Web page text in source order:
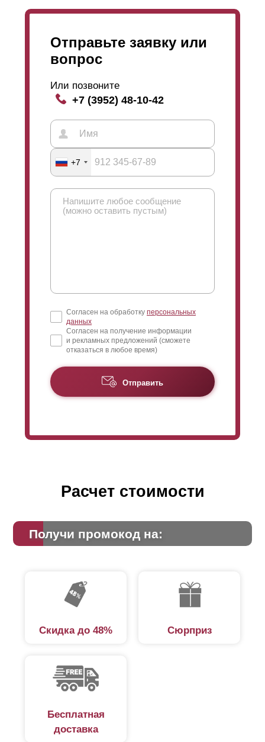
Отправьте заявку или
вопрос
Или позвоните
+7 (3952) 48-10-42
+7
Согласен на обработку персональных
данных
Согласен на получение информации
и рекламных предложений (сможете
отказаться в любое время)
Отправить
Расчет стоимости
Получи промокод на:
Скидка до 48% Сюрприз
Бесплатная
доставка